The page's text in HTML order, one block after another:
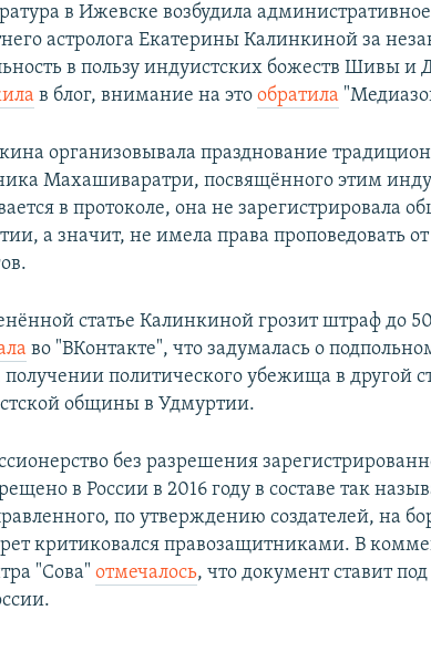
в Ижевске возбудила
астролога Екатерины Калинкиной за
в пользу индуистских божеств Шивы и
в блог, внимание на этообратила
организовывала празднование
Махашиваратри, посвящённого этим
в протоколе, она не зарегистрировала
а значит, не имела права проповедовать
статье Калинкиной грозит штраф до
во "ВКонтакте", что задумалась о
получении политического убежища в другой
общины в Удмуртии.
без разрешения
в России в 2016 году в составе так
по утверждению создателей, на
критиковался правозащитниками. В
"Сова" отмечалось, что документ ставит